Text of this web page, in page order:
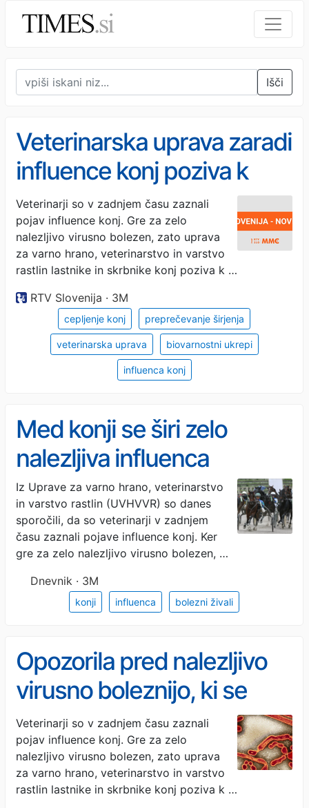
Išči
Veterinarska uprava zaradi
influence konj poziva k
preventivnim ukrepom
Veterinarji so v zadnjem času zaznali
pojav influence konj. Gre za zelo
nalezljivo virusno bolezen, zato uprava
za varno hrano, veterinarstvo in varstvo
rastlin lastnike in skrbnike konj poziva k …
RTV Slovenija · 3M
cepljenje konj preprečevanje širjenja
veterinarska uprava biovarnostni ukrepi
influenca konj
Med konji se širi zelo
nalezljiva influenca
Iz Uprave za varno hrano, veterinarstvo
in varstvo rastlin (UVHVVR) so danes
sporočili, da so veterinarji v zadnjem
času zaznali pojave influence konj. Ker
gre za zelo nalezljivo virusno bolezen, …
Dnevnik · 3M
konji influenca bolezni živali
Opozorila pred nalezljivo
virusno boleznijo, ki se
hitro širi tudi v Sloveniji
Veterinarji so v zadnjem času zaznali
pojav influence konj. Gre za zelo
nalezljivo virusno bolezen, zato uprava
za varno hrano, veterinarstvo in varstvo
rastlin lastnike in skrbnike konj poziva k …